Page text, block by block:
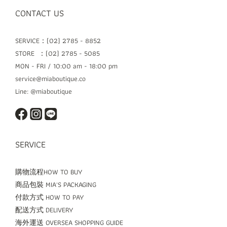
CONTACT US
SERVICE：(02) 2785 - 8852
STORE ：(02) 2785 - 5085
MON - FRI / 10:00 am - 18:00 pm
service@miaboutique.co
Line: @miaboutique
SERVICE
購物流程HOW TO BUY
商品包裝 MIA'S PACKAGING
付款方式 HOW TO PAY
配送方式 DELIVERY
海外運送 OVERSEA SHOPPING GUIDE